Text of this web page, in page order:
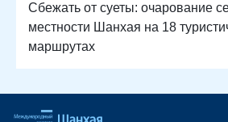
Сбежать от суеты: очарование
местности Шанхая на 18
маршрутах